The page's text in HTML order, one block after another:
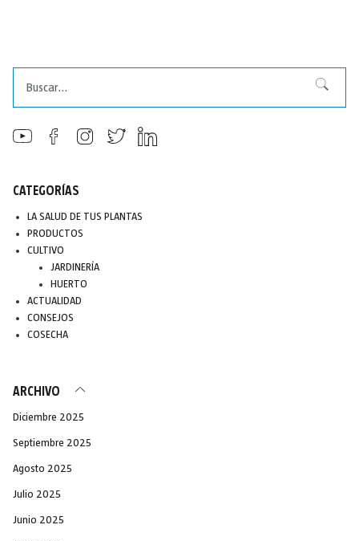
Buscar
CATEGORÍAS
LA SALUD DE TUS PLANTAS
PRODUCTOS
CULTIVO
JARDINERÍA
HUERTO
ACTUALIDAD
CONSEJOS
COSECHA
ARCHIVO
Diciembre 2025
Septiembre 2025
Agosto 2025
Julio 2025
Junio 2025